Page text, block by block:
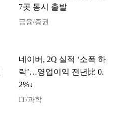
7곳 동시 출발
금융/증권
네이버, 2Q 실적 ‘소폭 하
락’…영업이익 전년比 0.
2%↓
IT/과학